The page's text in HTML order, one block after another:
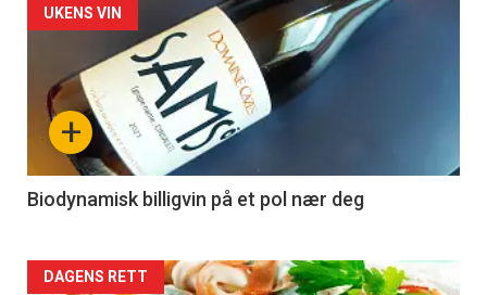
Forsiden
akkurat
nå
4
+
UKENS VIN
Biodynamisk billigvin på et pol nær deg
Forsiden
DAGENS RETT